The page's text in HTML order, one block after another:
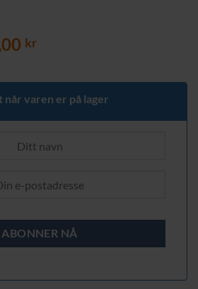
kr.
krNåværende
er:
289,00 kr.
når varen er på lager